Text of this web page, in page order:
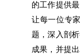
的工作提供
让每一位专
题，深入剖
成果，并提